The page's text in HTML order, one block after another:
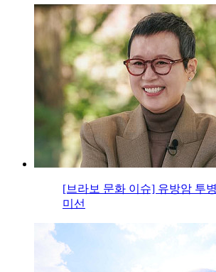
[브라보 문화 이슈] 유방암 투
미선